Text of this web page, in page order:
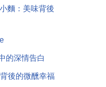
麵：美味背後
的深情告白
後的微醺幸福